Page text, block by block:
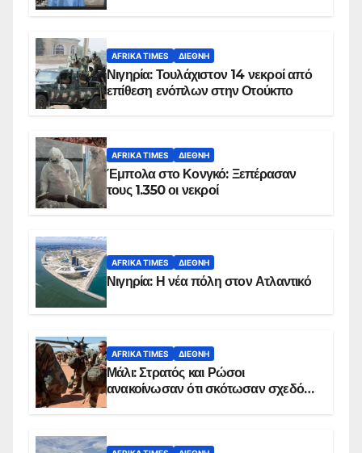
AFRIKA TIMES ΔΙΕΘΝΉ
Νιγηρία: Τουλάχιστον 14 νεκροί από
επίθεση ενόπλων στην Οτούκπο
AFRIKA TIMES ΔΙΕΘΝΉ
Έμπολα στο Κονγκό: Ξεπέρασαν
τους 1.350 οι νεκροί
AFRIKA TIMES ΔΙΕΘΝΉ
Νιγηρία: Η νέα πόλη στον Ατλαντικό
AFRIKA TIMES ΔΙΕΘΝΉ
Μάλι: Στρατός και Ρώσοι
ανακοίνωσαν ότι σκότωσαν σχεδόν